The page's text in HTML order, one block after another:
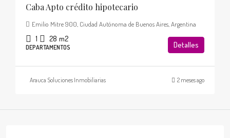
Caba Apto crédito hipotecario
Emilio Mitre 900, Ciudad Autónoma de Buenos Aires, Argentina
1 28 m2
DEPARTAMENTOS Detalles
Arauca Soluciones Inmobiliarias 2 meses ago